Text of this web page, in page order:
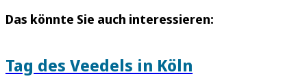
Das könnte Sie auch interessieren:
Tag des Veedels in Köln